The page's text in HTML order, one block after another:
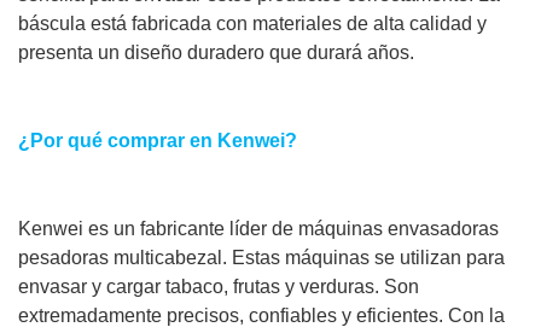
báscula está fabricada con materiales de alta calidad y
presenta un diseño duradero que durará años.
¿Por qué comprar en Kenwei?
Kenwei es un fabricante líder de máquinas envasadoras
pesadoras multicabezal. Estas máquinas se utilizan para
envasar y cargar tabaco, frutas y verduras. Son
extremadamente precisos, confiables y eficientes. Con la